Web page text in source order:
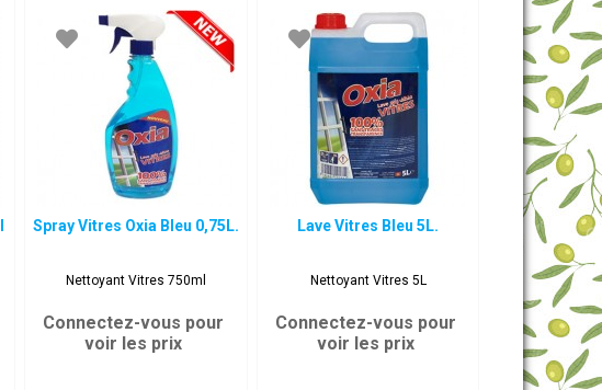
Spray Vitres Oxia Bleu 0,75L.
Nettoyant Vitres 750ml
Connectez-vous pour
voir les prix
Lave Vitres Bleu 5L.
Nettoyant Vitres 5L
Connectez-vous pour
voir les prix